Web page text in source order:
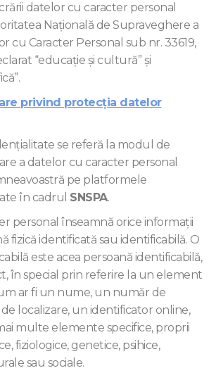
datelor cu caracter personal
Naţională de Supraveghere a
cu Caracter Personal sub nr. 33619,
“educaţie şi cultură” şi
privind protecţia datelor
se referă la modul de
a datelor cu caracter personal
pe platformele
în cadrul SNSPA.
personal înseamnă orice informații
fizică identificată sau identificabilă. O
este acea persoană identificabilă,
în special prin referire la un element
ar fi un nume, un număr de
localizare, un identificator online,
multe elemente specifice, proprii
fiziologice, genetice, psihice,
sau sociale.